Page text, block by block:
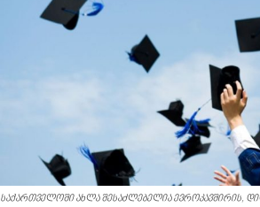
საქართველოში ახლა შესაძლებელია ევროკავშირის,